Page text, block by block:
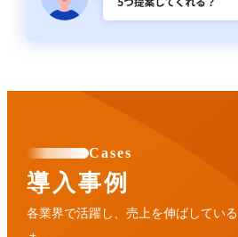
Cases
導入事例
各業界で活躍し、売上を伸ばしてい